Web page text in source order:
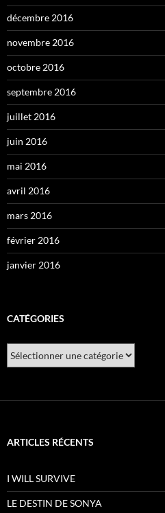
décembre 2016
novembre 2016
octobre 2016
septembre 2016
juillet 2016
juin 2016
mai 2016
avril 2016
mars 2016
février 2016
janvier 2016
CATÉGORIES
ARTICLES RÉCENTS
I WILL SURVIVE
LE DESTIN DE SONYA